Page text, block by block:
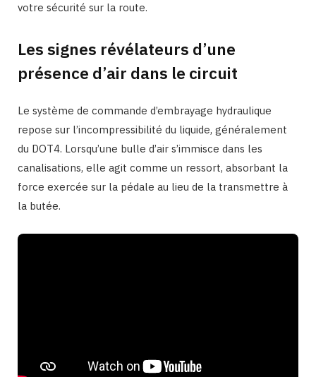
votre sécurité sur la route.
Les signes révélateurs d’une
présence d’air dans le circuit
Le système de commande d’embrayage hydraulique
repose sur l’incompressibilité du liquide, généralement
du DOT4. Lorsqu’une bulle d’air s’immisce dans les
canalisations, elle agit comme un ressort, absorbant la
force exercée sur la pédale au lieu de la transmettre à
la butée.